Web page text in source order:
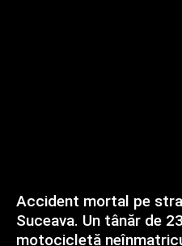
Accident mortal pe
Suceava. Un tânăr de
motocicletă